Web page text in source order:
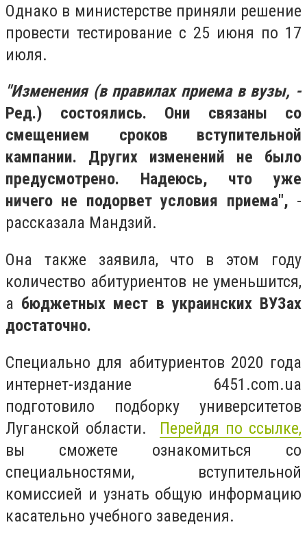
Однако в министерстве приняли решение
провести тестирование с 25 июня по 17
июля.
"Изменения (в правилах приема в вузы, -
Ред.) состоялись. Они связаны со
смещением сроков вступительной
кампании. Других изменений не было
предусмотрено. Надеюсь, что уже
ничего не подорвет условия приема", -
рассказала Мандзий.
Она также заявила, что в этом году
количество абитуриентов не уменьшится,
а бюджетных мест в украинских ВУЗах
достаточно.
Специально для абитуриентов 2020 года
интернет-издание 6451.com.ua
подготовило подборку университетов
Луганской области. Перейдя по ссылке,
вы сможете ознакомиться со
специальностями, вступительной
комиссией и узнать общую информацию
касательно учебного заведения.